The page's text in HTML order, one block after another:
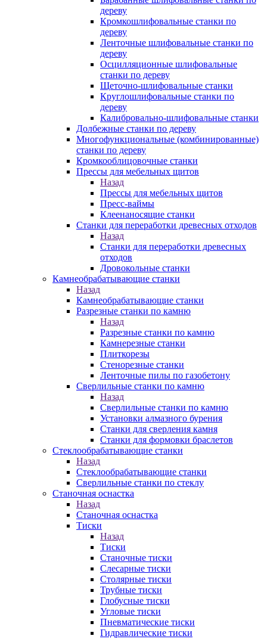
дереву
Кромкошлифовальные станки по
дереву
Ленточные шлифовальные станки по
дереву
Осцилляционные шлифовальные
станки по дереву
Щеточно-шлифовальные станки
Круглошлифовальные станки по
дереву
Калибровально-шлифовальные станки
Долбежные станки по дереву
Многофункциональные (комбинированные)
станки по дереву
Кромкооблицовочные станки
Прессы для мебельных щитов
Назад
Прессы для мебельных щитов
Пресс-ваймы
Клеенаносящие станки
Станки для переработки древесных отходов
Назад
Станки для переработки древесных
отходов
Дровокольные станки
Камнеобрабатывающие станки
Назад
Камнеобрабатывающие станки
Разрезные станки по камню
Назад
Разрезные станки по камню
Камнерезные станки
Плиткорезы
Стенорезные станки
Ленточные пилы по газобетону
Сверлильные станки по камню
Назад
Сверлильные станки по камню
Установки алмазного бурения
Станки для сверления камня
Станки для формовки браслетов
Стеклообрабатывающие станки
Назад
Стеклообрабатывающие станки
Сверлильные станки по стеклу
Станочная оснастка
Назад
Станочная оснастка
Тиски
Назад
Тиски
Станочные тиски
Слесарные тиски
Столярные тиски
Трубные тиски
Глобусные тиски
Угловые тиски
Пневматические тиски
Гидравлические тиски